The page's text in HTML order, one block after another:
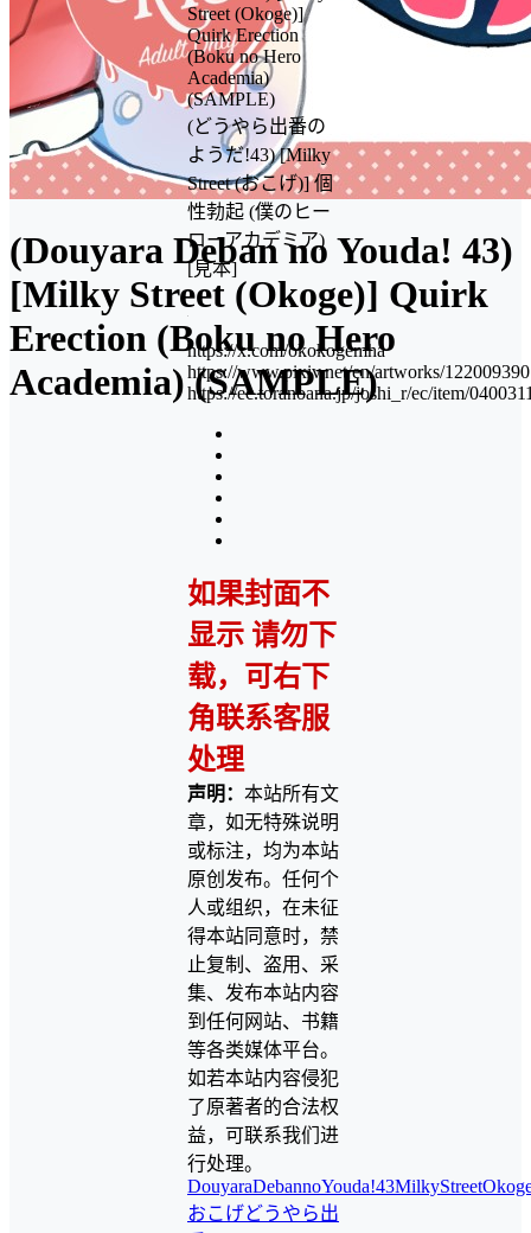
(Douyara Deban no Youda! 43)
[Milky Street (Okoge)] Quirk
Erection (Boku no Hero
Academia) (SAMPLE)
Street (Okoge)]
Quirk Erection
(Boku no Hero
Academia)
(SAMPLE)
(どうやら出番の
ようだ!43) [Milky
Street (おこげ)] 個
性勃起 (僕のヒー
ローアカデミア)
[見本]
https://x.com/okokogemha
https://www.pixiv.net/en/artworks/122009390
https://ec.toranoana.jp/joshi_r/ec/item/
如果封面不
显示 请勿下
载，可右下
角联系客服
处理
声明： 本站所有文
章，如无特殊说明
或标注，均为本站
原创发布。任何个
人或组织，在未征
得本站同意时，禁
止复制、盗用、采
集、发布本站内容
到任何网站、书籍
等各类媒体平台。
如若本站内容侵犯
了原著者的合法权
益，可联系我们进
行处理。
DouyaraDebannoYouda!43MilkyStreet
おこげどうやら出